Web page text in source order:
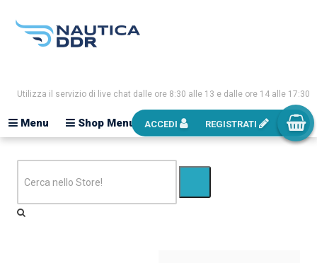
Utilizza il servizio di live chat dalle ore 8:30 alle 13 e dalle ore 14 alle 17:30
Shop Menu
Menu ACCEDI REGISTRATI